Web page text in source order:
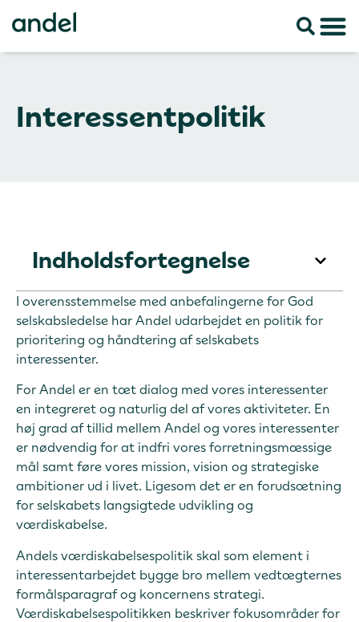
Interessentpolitik
Indholdsfortegnelse
I overensstemmelse med anbefalingerne for God
selskabsledelse har Andel udarbejdet en politik for
prioritering og håndtering af selskabets
interessenter.
For Andel er en tæt dialog med vores interessenter
en integreret og naturlig del af vores aktiviteter. En
høj grad af tillid mellem Andel og vores interessenter
er nødvendig for at indfri vores forretningsmæssige
mål samt føre vores mission, vision og strategiske
ambitioner ud i livet. Ligesom det er en forudsætning
for selskabets langsigtede udvikling og
værdiskabelse.
Andels værdiskabelsespolitik skal som element i
interessentarbejdet bygge bro mellem vedtægternes
formålsparagraf og koncernens strategi.
Værdiskabelsespolitikken beskriver fokusområder for